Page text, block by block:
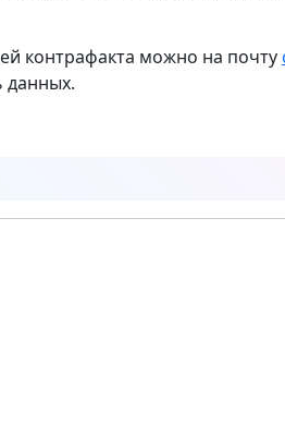
контрафакта можно на почту
данных.